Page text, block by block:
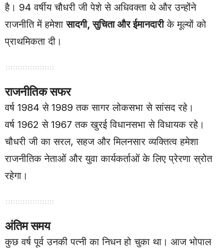
है। 94 वर्षीय चौधरी जी पेशे से अधिवक्ता थे और उन्होंने
राजनीति में हमेशासादगी, सुचिता और ईमानदारीके मूल्यों को
प्राथमिकता दी।
राजनीतिक सफर
वर्ष 1984 से 1989 तक सागर लोकसभा से सांसद रहे।
वर्ष 1962 से 1967 तक खुरई विधानसभा से विधायक रहे।
चौधरी जी का सरल, सहज और मिलनसार व्यक्तित्व हमेशा
राजनीतिक नेताओं और युवा कार्यकर्ताओं के लिए प्रेरणा स्रोत
रहेगा।
अंतिम समय
कुछ वर्ष पूर्व उनकी पत्नी का निधन हो चुका था। आज भोपाल